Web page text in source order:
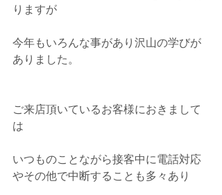
りますが
今年もいろんな事があり沢山の学びが
ありました。
ご来店頂いているお客様におきまして
は
いつものことながら接客中に電話対応
やその他で中断することも多々あり